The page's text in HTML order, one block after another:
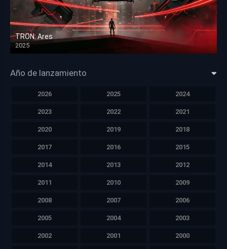
TRON: Ares
2025
HD 1080p
Año de lanzamiento
2026 2025 2024
2023 2022 2021
2020 2019 2018
2017 2016 2015
2014 2013 2012
2011 2010 2009
2008 2007 2006
2005 2004 2003
2002 2001 2000